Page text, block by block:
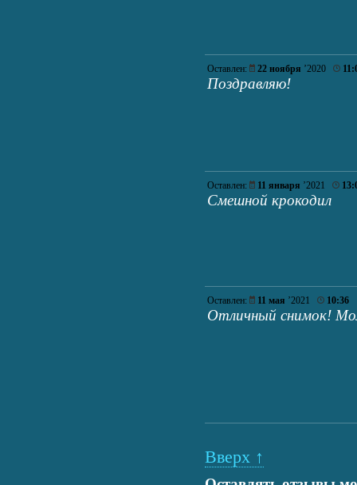
Оставлен: 22 ноября ’2020
Поздравляю!
Оставлен: 11 января ’2021
Смешной крокодил
Оставлен: 11 мая ’2021 10:36
Отличный снимок!
Вверх ↑